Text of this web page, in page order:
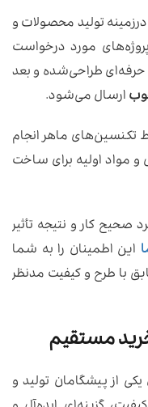
تولید محصولات و
مورد درخواست
حرفه‌ای طراحی‌شده و بعد
ارسال می‌شود.
تکنسین‌های ماهر انجام
و مواد اولیه برای ساخت
صحیح کار و نتیجه تأثیر
این اطمینان را به شما
با طرح و کیفیت مدنظر
مستقیم
یکی از پیشگامان تولید و